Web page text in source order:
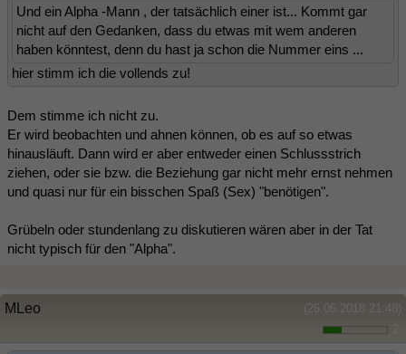
Und ein Alpha -Mann , der tatsächlich einer ist... Kommt gar
nicht auf den Gedanken, dass du etwas mit wem anderen
haben könntest, denn du hast ja schon die Nummer eins ...
hier stimm ich die vollends zu!
Dem stimme ich nicht zu.
Er wird beobachten und ahnen können, ob es auf so etwas
hinausläuft. Dann wird er aber entweder einen Schlussstrich
ziehen, oder sie bzw. die Beziehung gar nicht mehr ernst nehmen
und quasi nur für ein bisschen Spaß (Sex) "benötigen".
Grübeln oder stundenlang zu diskutieren wären aber in der Tat
nicht typisch für den "Alpha".
(26.05.2018 21:48)
MLeo